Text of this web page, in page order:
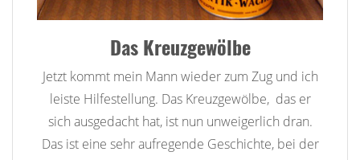
Das Kreuzgewölbe
Jetzt kommt mein Mann wieder zum Zug und ich
leiste Hilfestellung. Das Kreuzgewölbe, das er
sich ausgedacht hat, ist nun unweigerlich dran.
Das ist eine sehr aufregende Geschichte, bei der